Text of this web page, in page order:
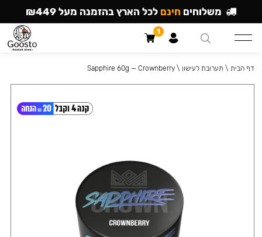
דף הבית \ תערובת לעישון \
Sapphire 60g — Crownberry
משלוחים חינם לכל הארץ בהזמנה מעל ₪449
1